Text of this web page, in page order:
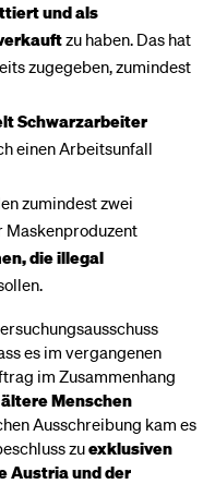
und als
zu haben. Das hat
zugegeben, zumindest
Schwarzarbeiter
einen Arbeitsunfall
zumindest zwei
Maskenproduzent
die illegal
es im vergangenen
im Zusammenhang
Menschen
Ausschreibung kam es
zuexklusiven
Austria und der